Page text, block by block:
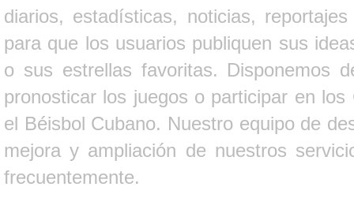
diarios, estadísticas, noticias,
para que los usuarios publiquen sus
o sus estrellas favoritas. Disponemos
pronosticar los juegos o participar en
el Béisbol Cubano. Nuestro equipo de
mejora y ampliación de nuestros
frecuentemente.